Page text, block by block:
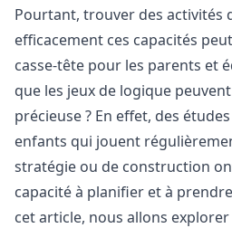
Pourtant, trouver des activités
efficacement ces capacités
casse-tête pour les parents et
que les jeux de logique
précieuse ? En effet, des
enfants qui jouent
stratégie ou de construction
capacité à planifier et à
cet article, nous allons